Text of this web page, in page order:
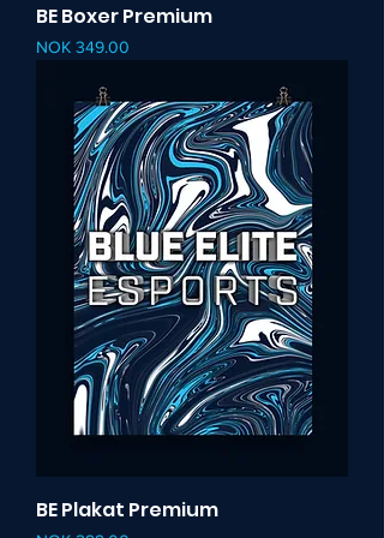
BE Boxer Premium
Pris
NOK 349.00
BE Plakat Premium